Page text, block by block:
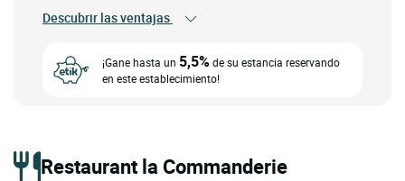
Descubrir las ventajas
¡Gane hasta un 5,5%de su estancia reservando
en este establecimiento!
Restaurant la Commanderie